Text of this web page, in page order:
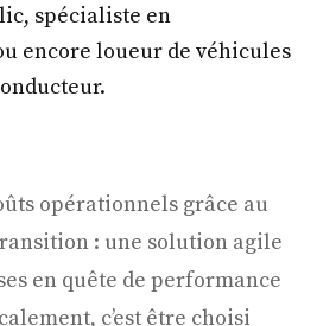
spécialiste en
encore loueur de véhicules
opérationnels grâce au
: une solution agile
en quête de performance
c’est être choisi